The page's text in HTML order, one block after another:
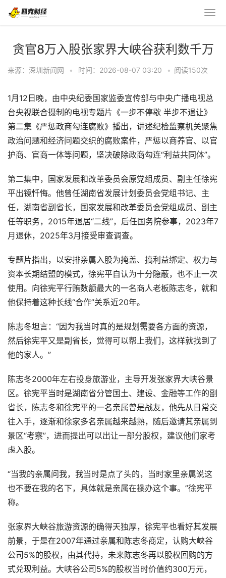
贪官8万入股张家界大峡谷获利数千万
来源：深圳新闻网 • 时间：2026-08-07 03:20 • 阅读150次
1月12日晚，由中央纪委国家监委宣传部与中央广播电视总
台央视联合摄制的电视专题片《一步不停歇 半步不退让》
第二集《严惩政商勾连腐败》播出，讲述纪检监察机关聚焦
政治问题和经济问题交织的腐败案件，严惩以商养官、以官
护商、官商一体等问题，坚决破除政商勾连“利益共同体”。
第二集中，国家发展和改革委员会原党组成员、副主任徐宪
平出镜忏悔。他曾任湖南省发展计划委员会党组书记、主
任，湖南省副省长，国家发展和改革委员会党组成员、副主
任等职务，2015年退居“二线”，后任国务院参事，2023年7
月退休，2025年3月接受审查调查。
专题片指出，以安排亲属入股为掩盖、搞利益绑定、权力与
资本长期结盟的模式，徐宪平自认为十分隐蔽，也不止一次
使用。向徐宪平行贿数额最大的一名商人老板陈志冬，就和
他保持着这种长线“合作”关系近20年。
陈志冬坦言：“因为我当时真的是规划需要各方面的资源，
然后徐宪平又是副省长，觉得可以帮上我们，这样就找到了
他的家人。”
陈志冬2000年左右投身旅游业，主导开发张家界大峡谷景
区。徐宪平当时是湖南省分管国土、建设、金融等工作的副
省长，陈志冬和徐宪平的一名亲属曾是战友，他先从日常交
往入手，逐渐和徐家多名亲属越来越熟，随后邀请其亲属到
景区“考察”，进而提出可以出让一部分股权，建议他们家考
虑入股。
“当我的亲属问我，我当时是点了头的，当时家里亲属说这
也不要在我的名下，具体就是亲属在操办这个事。”徐宪平
称。
张家界大峡谷旅游资源的确得天独厚，徐宪平也看好其发展
前景，于是在2007年通过亲属和陈志冬商定，认购大峡谷
公司5%的股权，由其代持，未来陈志冬再以股权回购的方
式兑现利益。大峡谷公司5%的股权当时价值约300万元，